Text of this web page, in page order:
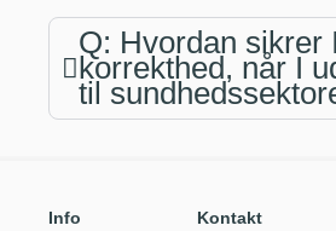
Q: Hvordan sikrer
korrekthed, når I
til
Info
Kontakt